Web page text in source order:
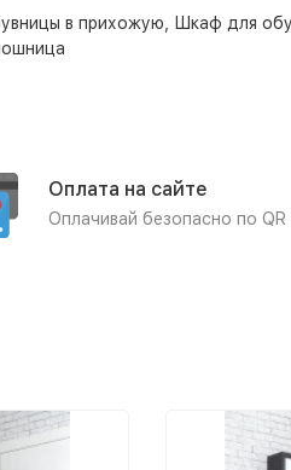
в прихожую Шкаф для
Оплата на сайте
Оплачивай безопасно по QR